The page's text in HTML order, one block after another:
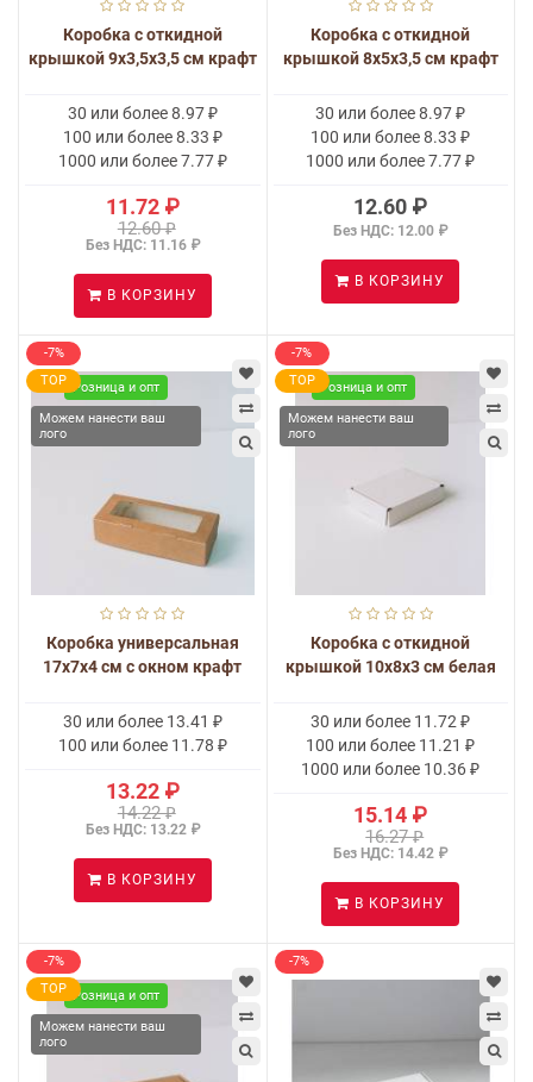
Коробка с откидной
крышкой 9x3,5x3,5 см крафт
30 или более 8.97 ₽
100 или более 8.33 ₽
1000 или более 7.77 ₽
11.72 ₽
12.60 ₽
Без НДС: 11.16 ₽
В КОРЗИНУ
Коробка с откидной
крышкой 8х5х3,5 см крафт
30 или более 8.97 ₽
100 или более 8.33 ₽
1000 или более 7.77 ₽
12.60 ₽
Без НДС: 12.00 ₽
В КОРЗИНУ
Розница и опт
Можем нанести ваш
лого
-7%
TOP
Коробка универсальная
17x7x4 см с окном крафт
30 или более 13.41 ₽
100 или более 11.78 ₽
13.22 ₽
14.22 ₽
Без НДС: 13.22 ₽
В КОРЗИНУ
Розница и опт
Можем нанести ваш
лого
-7%
TOP
Коробка с откидной
крышкой 10x8x3 см белая
30 или более 11.72 ₽
100 или более 11.21 ₽
1000 или более 10.36 ₽
15.14 ₽
16.27 ₽
Без НДС: 14.42 ₽
В КОРЗИНУ
Розница и опт
Можем нанести ваш
лого
-7%
TOP
-7%